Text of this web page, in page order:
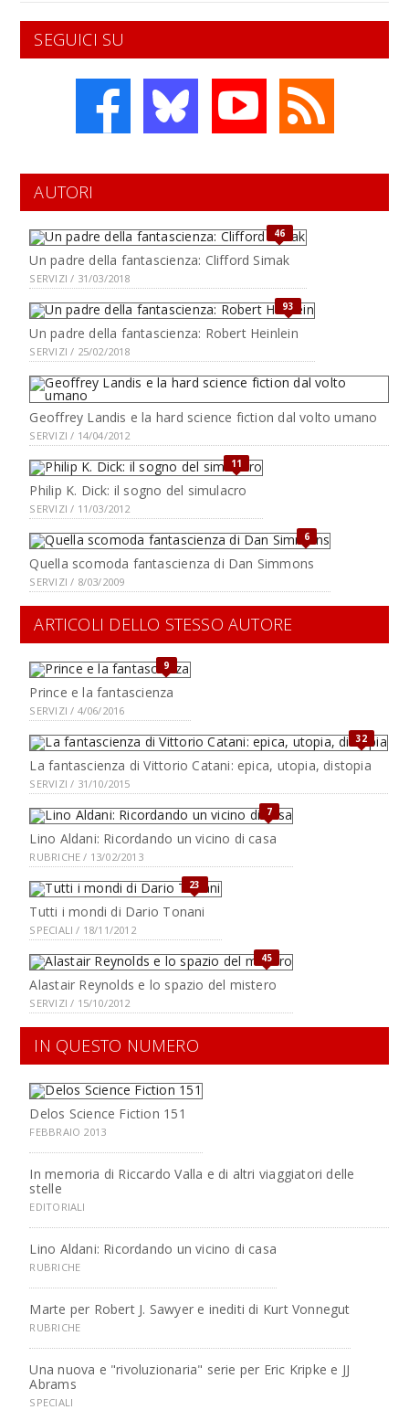
SEGUICI SU
AUTORI
46
Un padre della fantascienza: Clifford Simak
SERVIZI / 31/03/2018
93
Un padre della fantascienza: Robert Heinlein
SERVIZI / 25/02/2018
Geoffrey Landis e la hard science fiction dal volto umano
SERVIZI / 14/04/2012
11
Philip K. Dick: il sogno del simulacro
SERVIZI / 11/03/2012
6
Quella scomoda fantascienza di Dan Simmons
SERVIZI / 8/03/2009
ARTICOLI DELLO STESSO AUTORE
9
Prince e la fantascienza
SERVIZI / 4/06/2016
32
La fantascienza di Vittorio Catani: epica, utopia, distopia
SERVIZI / 31/10/2015
7
Lino Aldani: Ricordando un vicino di casa
RUBRICHE / 13/02/2013
23
Tutti i mondi di Dario Tonani
SPECIALI / 18/11/2012
45
Alastair Reynolds e lo spazio del mistero
SERVIZI / 15/10/2012
IN QUESTO NUMERO
Delos Science Fiction 151
FEBBRAIO 2013
In memoria di Riccardo Valla e di altri viaggiatori delle
stelle
EDITORIALI
Lino Aldani: Ricordando un vicino di casa
RUBRICHE
Marte per Robert J. Sawyer e inediti di Kurt Vonnegut
RUBRICHE
Una nuova e "rivoluzionaria" serie per Eric Kripke e JJ
Abrams
SPECIALI